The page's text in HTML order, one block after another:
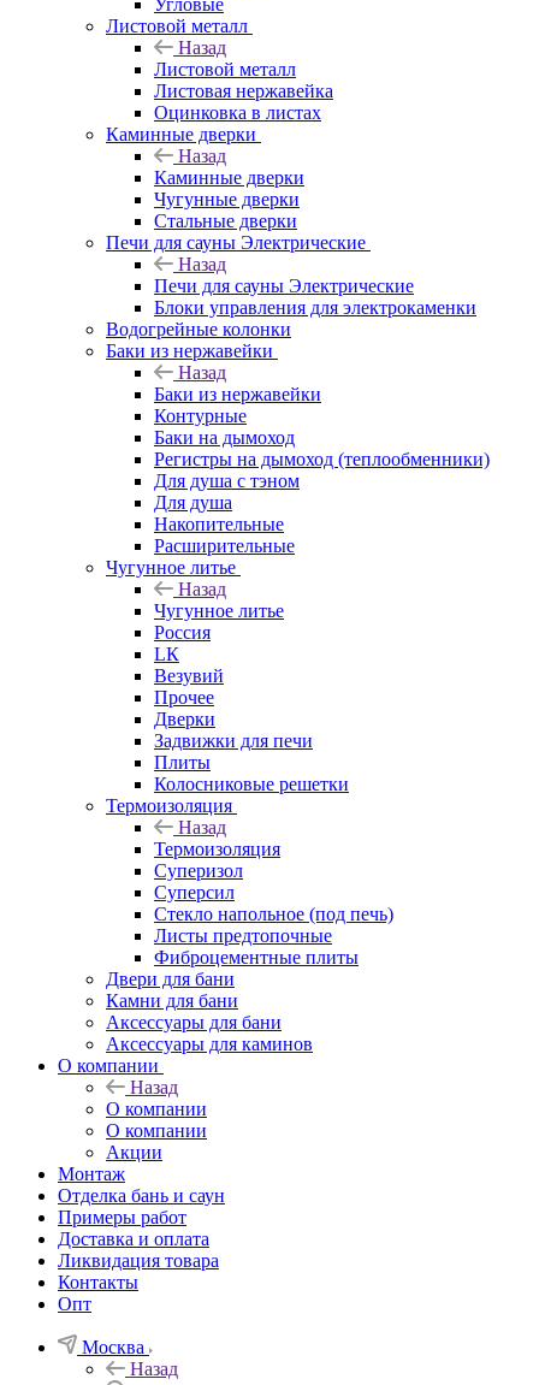
Угловые
Листовой металл
Назад
Листовой металл
Листовая нержавейка
Оцинковка в листах
Каминные дверки
Назад
Каминные дверки
Чугунные дверки
Стальные дверки
Печи для сауны Электрические
Назад
Печи для сауны Электрические
Блоки управления для электрокаменки
Водогрейные колонки
Баки из нержавейки
Назад
Баки из нержавейки
Контурные
Баки на дымоход
Регистры на дымоход (теплообменники)
Для душа с тэном
Для душа
Накопительные
Расширительные
Чугунное литье
Назад
Чугунное литье
Россия
LК
Везувий
Прочее
Дверки
Задвижки для печи
Плиты
Колосниковые решетки
Термоизоляция
Назад
Термоизоляция
Суперизол
Суперсил
Стекло напольное (под печь)
Листы предтопочные
Фиброцементные плиты
Двери для бани
Камни для бани
Аксессуары для бани
Аксессуары для каминов
О компании
Назад
О компании
О компании
Акции
Монтаж
Отделка бань и саун
Примеры работ
Доставка и оплата
Ликвидация товара
Контакты
Опт
Москва
Назад